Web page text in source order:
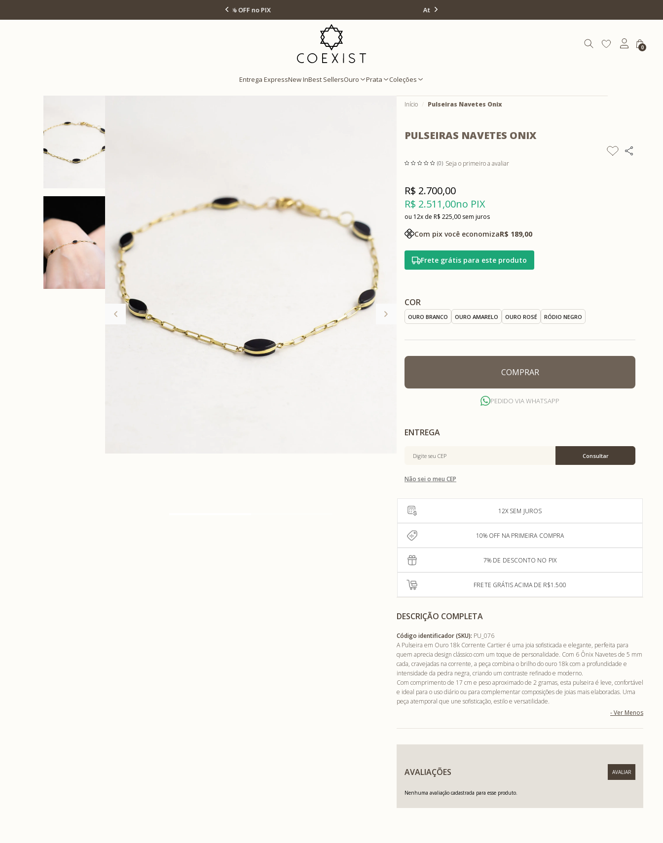
0
Entrega ExpressNew InBest SellersOuro Prata Coleções
Início Pulseiras Navetes Onix
PULSEIRAS NAVETES ONIX
(0) Seja o primeiro a avaliar
R$ 2.511,00no PIX
R$ 2.700,00
12x R$ 225,00 sem juros
Com pix você economizaR$ 189,00
Frete grátis para este produto
COR
OURO BRANCO OURO AMARELO OURO ROSÉ RÓDIO NEGRO
COMPRAR
PEDIDO VIA WHATSAPP
Não sei o meu CEP
12X SEM JUROS
10% OFF NA PRIMEIRA COMPRA
7% DE DESCONTO NO PIX
FRETE GRÁTIS ACIMA DE R$1.500
DESCRIÇÃO COMPLETA
Código identificador (SKU): PU_076
A Pulseira em Ouro 18k Corrente Cartier é uma joia sofisticada e elegante, perfeita para
quem aprecia design clássico com um toque de personalidade. Com 6 Ônix Navetes de 5 mm
cada, cravejadas na corrente, a peça combina o brilho do ouro 18k com a profundidade e
intensidade da pedra negra, criando um contraste refinado e moderno.
Com comprimento de 17 cm e peso aproximado de 2 gramas, esta pulseira é leve, confortável
e ideal para o uso diário ou para complementar composições de joias mais elaboradas. Uma
peça atemporal que une sofisticação, estilo e versatilidade.
AVALIAÇÕES
Nenhuma avaliação cadastrada para esse produto.